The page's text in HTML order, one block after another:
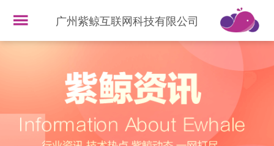
广州紫鲸互联网科技有限公司